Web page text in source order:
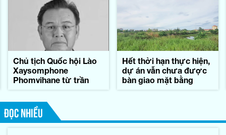
Chủ tịch Quốc hội Lào
Xaysomphone
Phomvihane từ trần
Hết thời hạn thực hiện,
dự án vẫn chưa được
bàn giao mặt bằng
ĐỌC NHIỀU